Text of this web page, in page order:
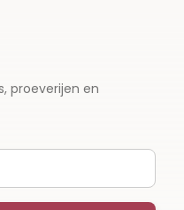
proeverijen en